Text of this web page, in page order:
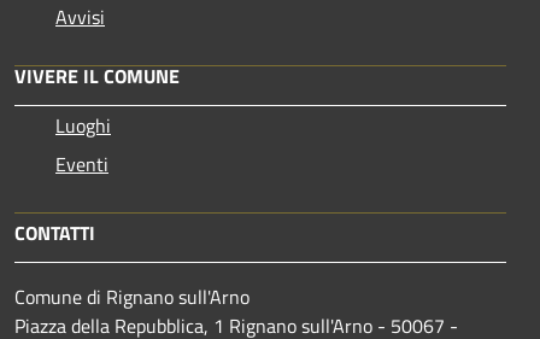
Avvisi
VIVERE IL COMUNE
Luoghi
Eventi
CONTATTI
Comune di Rignano sull'Arno
Piazza della Repubblica, 1 Rignano sull'Arno - 50067 -